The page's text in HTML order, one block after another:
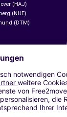
(HAJ)
(NUE)
(DTM)